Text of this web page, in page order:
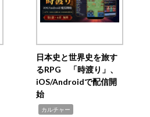
日本史と世界史を旅す
るRPG 「時渡り」、
iOS/Androidで配信開
始
カルチャー